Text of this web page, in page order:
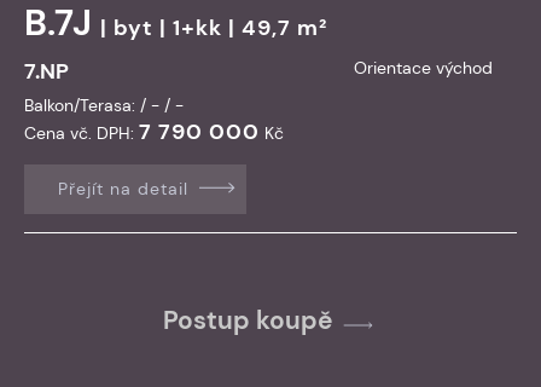
B.7J | byt | 1+kk | 49,7 m²
7.NP
Orientace východ
Balkon/Terasa: / - / -
Cena vč. DPH: 7 790 000 Kč
Přejít na detail
Postup koupě